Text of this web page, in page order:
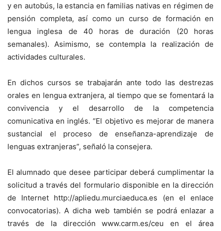
y en autobús, la estancia en familias nativas en régimen de
pensión completa, así como un curso de formación en
lengua inglesa de 40 horas de duración (20 horas
semanales). Asimismo, se contempla la realización de
actividades culturales.
En dichos cursos se trabajarán ante todo las destrezas
orales en lengua extranjera, al tiempo que se fomentará la
convivencia y el desarrollo de la competencia
comunicativa en inglés. “El objetivo es mejorar de manera
sustancial el proceso de enseñanza-aprendizaje de
lenguas extranjeras”, señaló la consejera.
El alumnado que desee participar deberá cumplimentar la
solicitud a través del formulario disponible en la dirección
de Internet http://apliedu.murciaeduca.es (en el enlace
convocatorias). A dicha web también se podrá enlazar a
través de la dirección www.carm.es/ceu en el área